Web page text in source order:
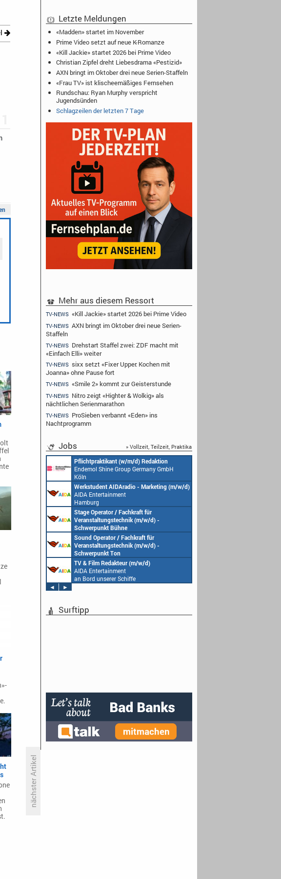
nächster Artikel
Letzte Meldungen
«Madden» startet im November
Prime Video setzt auf neue K-Romanze
«Kill Jackie» startet 2026 bei Prime Video
Christian Zipfel dreht Liebesdrama «Pestizid»
AXN bringt im Oktober drei neue Serien-Staffeln
«Frau TV» ist klischeemäßiges Fernsehen
Rundschau: Ryan Murphy verspricht
Jugendsünden
Schlagzeilen der letzten 7 Tage
Mehr aus diesem Ressort
TV-NEWS «Kill Jackie» startet 2026 bei Prime Video
TV-NEWS AXN bringt im Oktober drei neue Serien-
Staffeln
TV-NEWS Drehstart Staffel zwei: ZDF macht mit
«Einfach Elli» weiter
TV-NEWS sixx setzt «Fixer Upper: Kochen mit
Joanna» ohne Pause fort
TV-NEWS «Smile 2» kommt zur Geisterstunde
TV-NEWS Nitro zeigt «Highter & Wolkig» als
nächtlichen Serienmarathon
TV-NEWS ProSieben verbannt «Eden» ins
Nachtprogramm
Jobs » Vollzeit, Teilzeit, Praktika
Pflichtpraktikant (w/m/d) Redaktion
Endemol Shine Group Germany GmbH
Köln
Werkstudent AIDAradio - Marketing (m/w/d)
AIDA Entertainment
Hamburg
Stage Operator / Fachkraft für
Veranstaltungstechnik (m/w/d) -
Schwerpunkt Bühne
AIDA Entertainment
an Bord unserer Schiffe
Sound Operator / Fachkraft für
Veranstaltungstechnik (m/w/d) -
Schwerpunkt Ton
AIDA Entertainment
an Bord unserer Schiffe
TV & Film Redakteur (m/w/d)
AIDA Entertainment
an Bord unserer Schiffe
◄
►
Surftipp